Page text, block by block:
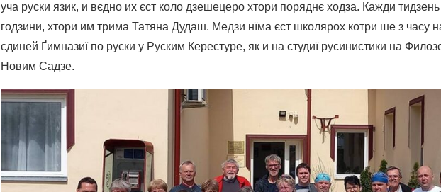
уча руски язик, и вєдно их єст коло дзешецеро хтори поряднє ходза. Кажди
годзини, хтори им трима Татяна Дудаш. Медзи нїма єст школярох котри ше з часу
єдиней Ґимназиї по руски у Руским Керестуре, як и на студиї русинистики на
Новим Садзе.